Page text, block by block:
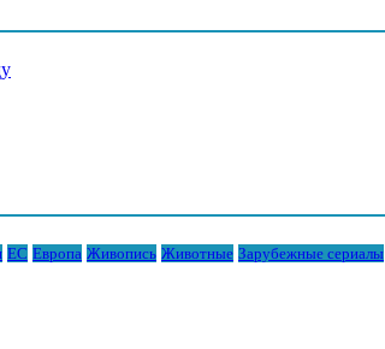
ЕС Европа Живопись Животные Зарубежные сериалы